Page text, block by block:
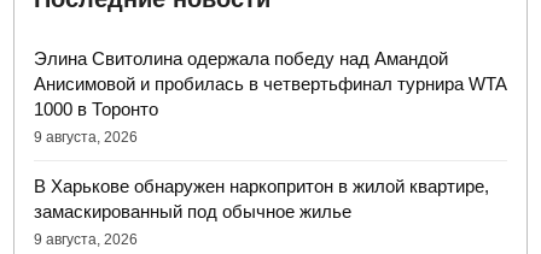
Элина Свитолина одержала победу над Амандой
Анисимовой и пробилась в четвертьфинал турнира WTA
1000 в Торонто
9 августа, 2026
В Харькове обнаружен наркопритон в жилой квартире,
замаскированный под обычное жилье
9 августа, 2026